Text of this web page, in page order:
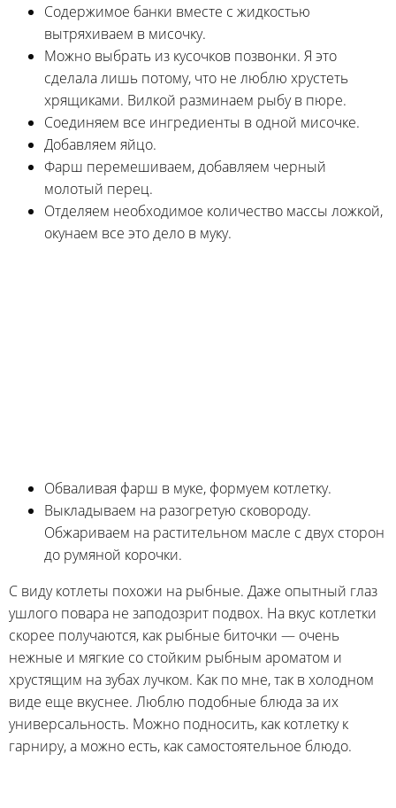
Содержимое банки вместе с жидкостью
вытряхиваем в мисочку.
Можно выбрать из кусочков позвонки. Я это
сделала лишь потому, что не люблю хрустеть
хрящиками. Вилкой разминаем рыбу в пюре.
Соединяем все ингредиенты в одной мисочке.
Добавляем яйцо.
Фарш перемешиваем, добавляем черный
молотый перец.
Отделяем необходимое количество массы ложкой,
окунаем все это дело в муку.
Обваливая фарш в муке, формуем котлетку.
Выкладываем на разогретую сковороду.
Обжариваем на растительном масле с двух сторон
до румяной корочки.
С виду котлеты похожи на рыбные. Даже опытный глаз
ушлого повара не заподозрит подвох. На вкус котлетки
скорее получаются, как рыбные биточки — очень
нежные и мягкие со стойким рыбным ароматом и
хрустящим на зубах лучком. Как по мне, так в холодном
виде еще вкуснее. Люблю подобные блюда за их
универсальность. Можно подносить, как котлетку к
гарниру, а можно есть, как самостоятельное блюдо.